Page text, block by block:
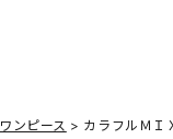
ワンピース
カラフルＭＩ